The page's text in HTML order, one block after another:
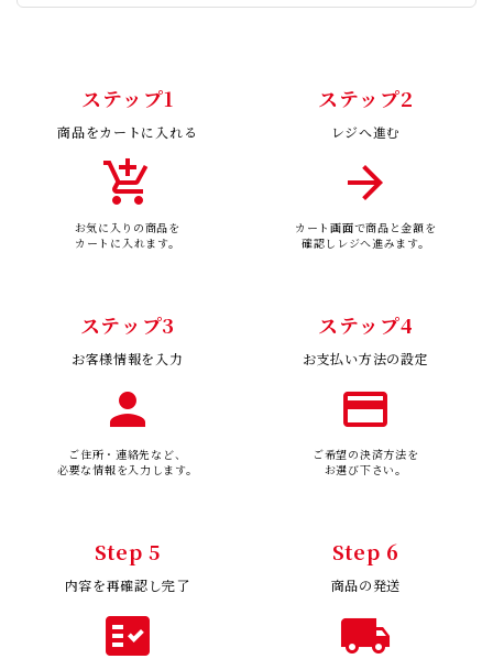
ステップ1
商品をカートに入れる
add_shopping_cart
お気に入りの商品を
カートに入れます。
ステップ2
レジへ進む
arrow_forward
カート画面で商品と金額を
確認しレジへ進みます。
ステップ3
お客様情報を入力
person
ご住所・連絡先など、
必要な情報を入力します。
ステップ4
お支払い方法の設定
payment
ご希望の決済方法を
お選び下さい。
Step 5
内容を再確認し完了
fact_check
Step 6
商品の発送
local_shipping